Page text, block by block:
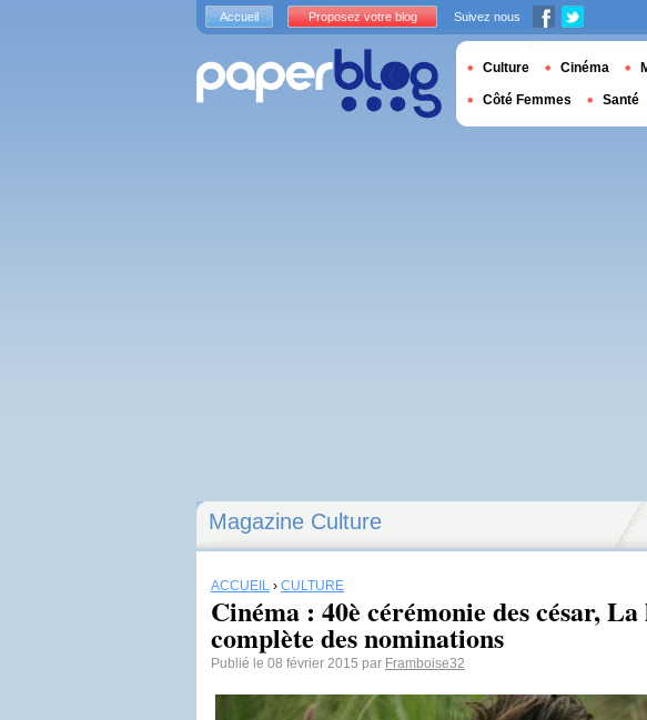
Magazine Culture
ACCUEIL › CULTURE
Cinéma : 40è cérémonie des césar,
complète des nominations
Publié le 08 février 2015 par Framboise32
Accueil Proposez votre blog Suivez nous
Culture Cinéma
Côté Femmes Santé